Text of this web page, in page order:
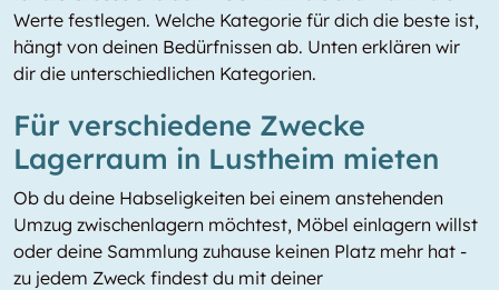
Werte festlegen. Welche Kategorie für dich die beste ist,
hängt von deinen Bedürfnissen ab. Unten erklären wir
dir die unterschiedlichen Kategorien.
Für verschiedene Zwecke
Lagerraum in Lustheim mieten
Ob du deine Habseligkeiten bei einem anstehenden
Umzug zwischenlagern möchtest, Möbel einlagern willst
oder deine Sammlung zuhause keinen Platz mehr hat -
zu jedem Zweck findest du mit deiner